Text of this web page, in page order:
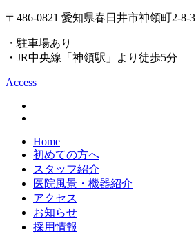
〒486-0821 愛知県春日井市神領町2-8-3
・駐車場あり
・JR中央線「神領駅」より徒歩5分
Access
Home
初めての方へ
スタッフ紹介
医院風景・機器紹介
アクセス
お知らせ
採用情報